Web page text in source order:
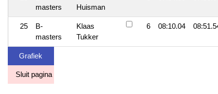
masters
Huisman
25
B-
masters
Klaas
Tukker
6 08:10.04
Grafiek
Sluit pagina